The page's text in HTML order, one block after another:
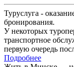
Туруслуга -
бронирования.
У некоторых
транспортное
первую очередь
Подробнее